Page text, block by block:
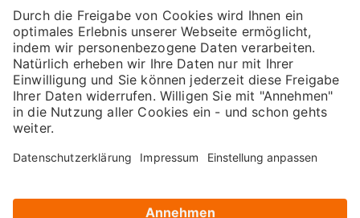
© 2026 121WATT GmbH
Über uns
Allgemeine Geschäftsbedingungen